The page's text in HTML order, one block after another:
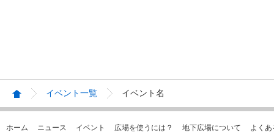
イベント一覧 イベント名
ホーム ニュース イベント 広場を使うには？ 地下広場について
よく